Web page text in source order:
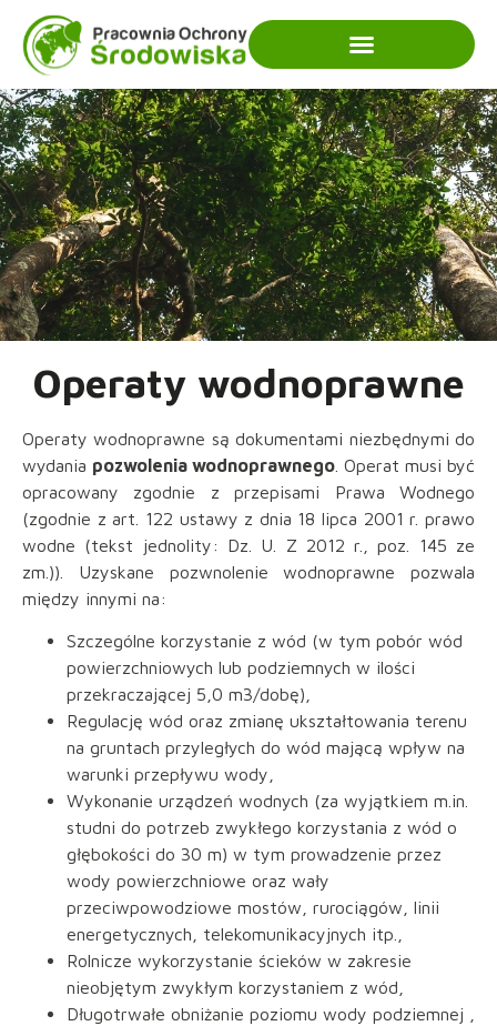
Operaty wodnoprawne
Operaty wodnoprawne są dokumentami niezbędnymi do
wydania pozwolenia wodnoprawnego . Operat musi być
opracowany zgodnie z przepisami Prawa Wodnego
(zgodnie z art. 122 ustawy z dnia 18 lipca 2001 r. prawo
wodne (tekst jednolity: Dz. U. Z 2012 r., poz. 145 ze
zm.)). Uzyskane pozwnolenie wodnoprawne pozwala
między innymi na:
Szczególne korzystanie z wód (w tym pobór wód
powierzchniowych lub podziemnych w ilości
przekraczającej 5,0 m3/dobę),
Regulację wód oraz zmianę ukształtowania terenu
na gruntach przyległych do wód mającą wpływ na
warunki przepływu wody,
Wykonanie urządzeń wodnych (za wyjątkiem m.in.
studni do potrzeb zwykłego korzystania z wód o
głębokości do 30 m) w tym prowadzenie przez
wody powierzchniowe oraz wały
przeciwpowodziowe mostów, rurociągów, linii
energetycznych, telekomunikacyjnych itp.,
Rolnicze wykorzystanie ścieków w zakresie
nieobjętym zwykłym korzystaniem z wód,
Długotrwałe obniżanie poziomu wody podziemnej ,